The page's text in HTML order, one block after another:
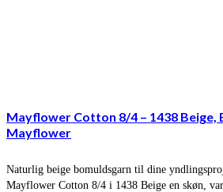
Mayflower Cotton 8/4 – 1438 Beige,
Mayflower
Naturlig beige bomuldsgarn til dine
Mayflower Cotton 8/4 i 1438 Beige en skøn,